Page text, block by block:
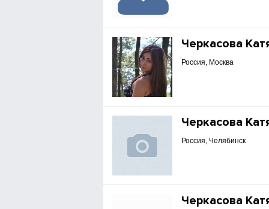
Черкасова
Россия, Москва
Черкасова
Россия, Челябинск
Черкасова